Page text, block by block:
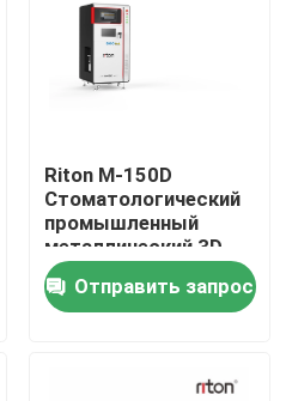
Riton M-150D
Стоматологический
промышленный
металлический 3D-
принтер / машина
для аддитивного
производства /
Отправить запрос